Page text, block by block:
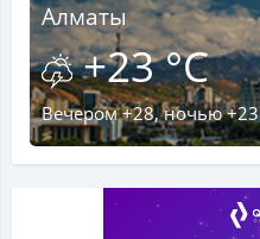
Алматы
+23 °C
Вечером +28, ночью +23